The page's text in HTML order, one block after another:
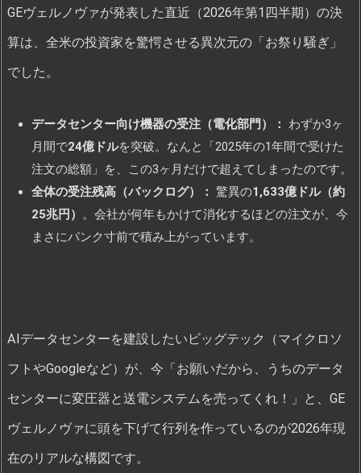
GEヴェルノヴァが発表した直近（2026年第1四半期）の決
算は、全米の投資家を驚愕させる異次元の「お祭り騒ぎ」
でした。
データセンター向け機器の受注（電化部門）： わずか3ヶ
月間で24億ドルを突破。なんと「2025年の1年間で受けた
注文の総額」を、この3ヶ月だけで超えてしまったのです。
全体の受注残高（バックログ）： 驚異の1,633億ドル（約
25兆円） 。会社が何年もかけて消化するほどの注文が、今
まさにパンク寸前で積み上がっています。
AIデータセンターを建設したいビッグテック（マイクロソ
フトやGoogleなど）が、今「お願いだから、うちのデータ
センターに変圧器と送電システムを売ってくれ！」と、GE
ヴェルノヴァに頭を下げて行列を作っているのが2026年現
在のリアルな構図です。